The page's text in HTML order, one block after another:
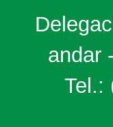
andar
Tel.: